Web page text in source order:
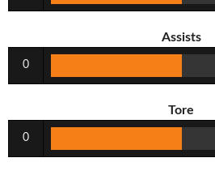
Assists
0
Tore
0